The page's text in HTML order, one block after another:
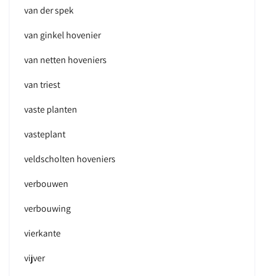
van der spek
van ginkel hovenier
van netten hoveniers
van triest
vaste planten
vasteplant
veldscholten hoveniers
verbouwen
verbouwing
vierkante
vijver